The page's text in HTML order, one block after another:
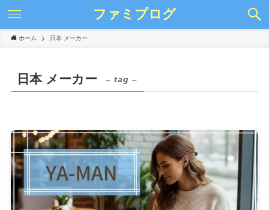
ファミプログ
ホーム 日本 メーカー
日本 メーカー – tag –